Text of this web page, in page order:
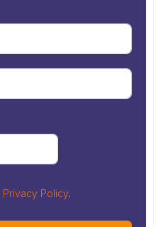
Privacy Policy.